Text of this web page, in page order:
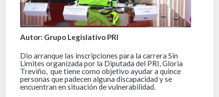
Autor: Grupo Legislativo PRI
Dio arranque las inscripciones para la carrera Sin
Limites organizada por la Diputada del PRI, Gloria
Treviño, que tiene como objetivo ayudar a quince
personas que padecen alguna discapacidad y se
encuentran en situación de vulnerabilidad.